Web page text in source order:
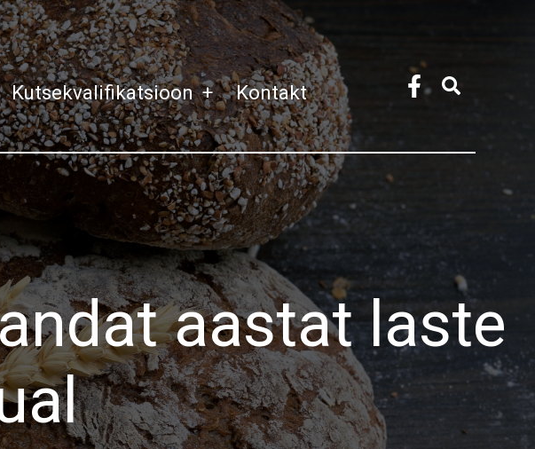
Kutsekvalifikatsioon + Kontakt
aastat laste